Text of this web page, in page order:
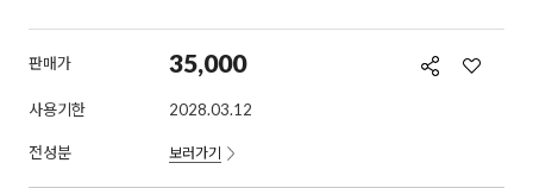
판매가 35,000
사용기한 2028.03.12
전성분 보러가기